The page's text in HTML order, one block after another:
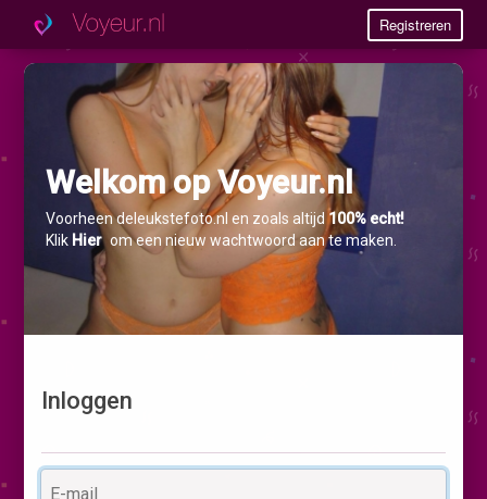
Registreren
Welkom op Voyeur.nl
Voorheen deleukstefoto.nl en zoals altijd 100% echt!
Klik Hier om een nieuw wachtwoord aan te maken.
Inloggen